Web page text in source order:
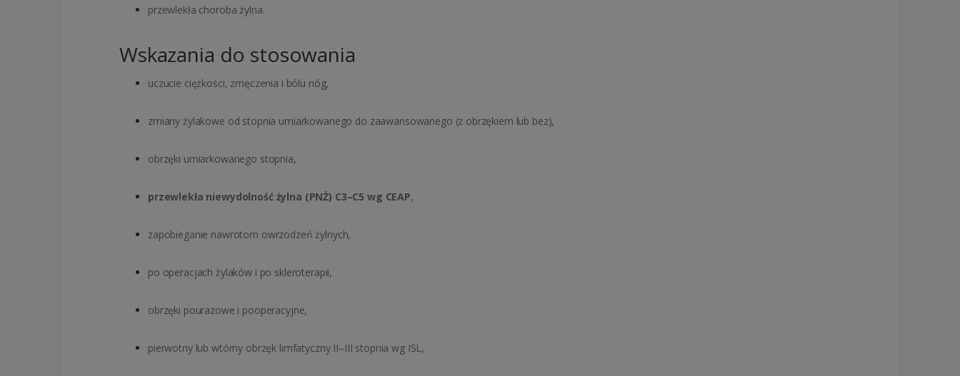
przewlekła choroba żylna.
Wskazania do stosowania
uczucie ciężkości, zmęczenia i bólu nóg,
zmiany żylakowe od stopnia umiarkowanego do zaawansowanego (z obrzękiem lub bez),
obrzęki umiarkowanego stopnia,
przewlekła niewydolność żylna (PNŻ) C3–C5 wg CEAP,
zapobieganie nawrotom owrzodzeń żylnych,
po operacjach żylaków i po skleroterapii,
obrzęki pourazowe i pooperacyjne,
pierwotny lub wtórny obrzęk limfatyczny II–III stopnia wg ISL,